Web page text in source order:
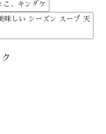
こ、キンダケ
味しい シーズン スープ 天